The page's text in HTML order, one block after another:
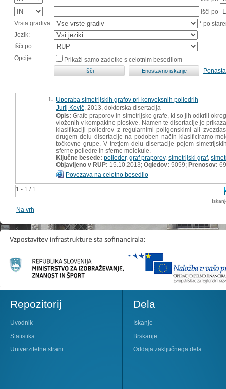
išči po
Vrsta gradiva:
* po
Jezik:
Išči po:
Opcije:
Prikaži samo zadetke s celotnim besedilom
1 - 1 / 1
1. Uporaba simetrijskih grafov pri konveksnih poliedrih
Jurij Kovič , 2013, doktorska disertacija
Opis: Grafe praporov in simetrijske grafe, ki so jih odkrili
vloženih v kompaktne ploskve. Namen te disertacije je
klasifikaciji poliedrov z regularnimi poligonskimi ali
drugem delu disertacije na podoben način klasificiramo
točkovne grupe. V tretjem delu disertacije pojem
sferne poliedre in sferne molekule.
Ključne besede: polieder, graf praporov, simetrijski graf,
Objavljeno v RUP: 15.10.2013; Ogledov: 5059; Prenosov: 69
Povezava na celotno besedilo
Na vrh
Repozitorij
Uvodnik
Statistika
Univerzitetne strani
Dela
Iskanje
Brskanje
Oddaja zaključnega dela